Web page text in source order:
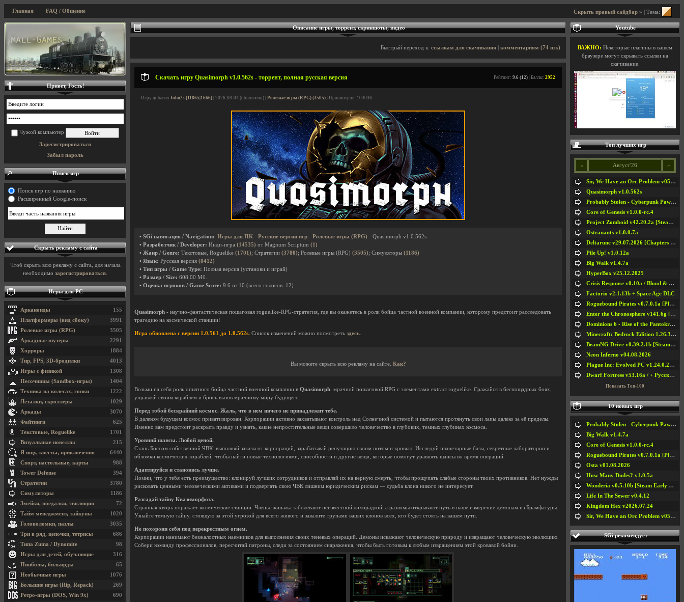
Скрыть правый сайдбар » | Тема:
Главная FAQ / Общение
Описание игры, торрент, скриншоты, видео
Быстрый переход к: ссылкам для скачивания комментариям (74 шт.)
Скачать игру Quasimorph v1.0.562s - торрент, полная русская версия Рейтинг: 9.6 (12) | Баллы: 2952
Игру добавил John2s [11865|1666] | 2026-08-04 (обновлено) | Ролевые игры (RPG) (3505) | Просмотров: 104036
• SGi навигация / Navigation: Игры для ПК Русские версии игр Ролевые игры (RPG)
Quasimorph v1.0.562s
• Разработчик / Developer: Инди-игра (14535) от Magnum Scriptum (1)
• Жанр / Genre: Текстовые, Roguelike (1701); Стратегии (3780); Ролевые игры (RPG) (3505); Симуляторы (1186)
• Язык: Русская версия (8412)
• Тип игры / Game Type: Полная версия (установи и играй)
• Размер / Size: 608.00 Мб.
• Оценка игроков / Game Score: 9.6 из 10 (всего голосов: 12)
Quasimorph - научно-фантастическая пошаговая roguelike-RPG-стратегия, где вы окажетесь в роли бойца частной военной компании, которому предстоит расследовать
трагедию на космической станции!
Игра обновлена с версии 1.0.561 до 1.0.562s. Список изменений можно посмотреть здесь
Вы можете скрыть всю рекламу на сайте. Как?
Возьми на себя роль опытного бойца частной военной компании в Quasimorph: мрачной пошаговой RPG с элементами extract roguelike. Сражайся в беспощадных боях,
управляй своим кораблем и брось вызов мрачному миру будущего.
Перед тобой бескрайний космос. Жаль, что в нем ничего не принадлежит тебе.
В далеком будущем космос приватизирован. Корпорации активно захватывают контроль над Солнечной системой и пытаются протянуть свои лапы далеко за её пределы.
Именно вам предстоит раскрыть правду и узнать, какие непростительные вещи совершило человечество в глубоких, темных глубинах космоса.
Уровняй шансы. Любой ценой.
Стань Боссом собственной ЧВК: выполняй заказы от корпораций, зарабатывай репутацию своим потом и кровью. Исследуй планетарные базы, секретные лаборатории и
обломки космических кораблей, чтобы найти новые технологиями, способности и другие вещи, которые помогут уравнять шансы во время операций.
Адаптируйся и становись лучше.
Помни, что у тебя есть преимущество: клонируй лучших сотрудников и отправляй их на верную смерть, чтобы прощупать слабые стороны твоих противников. Нет нужды
рисковать ценными человеческими активами и подвергать свою ЧВК лишним юридическим рискам — судьба клона никого не интересует.
Разгадай тайну Квазиморфоза.
Странная хворь поражает космические станции. Члены экипажа заболевают неизвестной лихорадкой, а разломы открывают путь в наше измерение демонам из Брамфатуры.
Узнайте темную тайну, стоящую за этой угрозой для всего живого и завалите трупами ваших клонов всех, кто будет стоять на вашем пути.
Не похорони себя под перекрестным огнем.
Корпорации нанимают безжалостных наемников для выполнения своих теневых операций. Демоны искажают человеческую природу и извращают человеческую эволюцию.
Собери команду профессионалов, пересчитай патроны, следи за состоянием снаряжения, чтобы быть готовым к любым извращениям этой кровавой бойни.
#6
Привет, Гость!
Чужой компьютер
Зарегистрироваться
Забыл пароль
Поиск игр
Поиск игр по названию
Расширенный Google-поиск
Скрыть рекламу с сайта
Чтоб скрыть всю рекламу с сайта, для начала
необходимо зарегистрироваться
Игры для PC
155
Арканоиды
3991
Платформеры (вид сбоку)
3505
Ролевые игры (RPG)
2291
Аркадные шутеры
1884
Хорроры
4013
Тир, FPS, 3D-бродилки
1308
Игры с физикой
1404
Песочницы (Sandbox-игры)
1222
Техника на колесах, гонки
1029
Леталки, скроллеры
3070
Аркады
625
Файтинги
1701
Текстовые, Roguelike
215
Визуальные новеллы
6440
Я ищу, квесты, приключения
988
Спорт, настольные, карты
394
Tower Defense
3780
Стратегии
1186
Симуляторы
72
Змейки, поедалки, эволюция
1020
Тайм менеджмент, тайкуны
3035
Головоломки, пазлы
686
Три в ряд, цепочки, тетрисы
98
Типа Zuma / Dynomite
316
Игры для детей, обучающие
65
Пинболы, бильярды
1076
Необычные игры
269
Большие игры (Rip, Repack)
690
Ретро-игры (DOS, Win 9x)
Youtube
ВАЖНО: Некоторые плагины в вашем
браузере могут скрывать ссылки на
скачивание.
Топ лучших игр
« Август'26 »
Sir, We Have an Orc Problem v05.08.2026
Quasimorph v1.0.562s
Probably Stolen - Cyberpunk Pawnshop Simulator v048c [Playtest]
Core of Genesis v1.0.0-rc.4
Project Zomboid v42.20.2a [Steam Early Access]
Ostranauts v1.0.0.7a
Deltarune v29.07.2026 [Chapters 1-5] / + RUS [Chapters 1-5]
Pile Up! v1.0.12a
Big Walk v1.4.7a
HyperBox v25.12.2025
Crisis Response v0.10a / Blood & Bullet
Factorio v2.1.13b + Space Age DLC
Roguebound Pirates v0.7.0.1a [Playtest]
Enter the Chronosphere v141.6g [Steam Early Access]
Dominions 6 - Rise of the Pantokrator v6.35a
Minecraft: Bedrock Edition 1.26.33.1a / + TLauncher v2.89
BeamNG Drive v0.39.2.1b [Steam Early Access]
Neon Inferno v04.08.2026
Plague Inc: Evolved PC v1.24.0.2a + All DLCs
Dwarf Fortress v53.16a / + Русская Версия v50.12a
Показать Топ-100
10 новых игр
Probably Stolen - Cyberpunk Pawnshop Simulator v048c [Playtest]
Big Walk v1.4.7a
Core of Genesis v1.0.0-rc.4
Roguebound Pirates v0.7.0.1a [Playtest]
Osta v01.08.2026
How Many Dudes? v1.0.5a
Wonderia v0.5.10b [Steam Early Access]
Life In The Sewer v0.4.12
Kingdom Hex v2026.07.24
Sir, We Have an Orc Problem v05.08.2026
SGi рекомендует